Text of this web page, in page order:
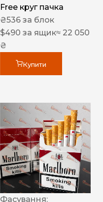
Free круг пачка
₴536 за блок
$490 за ящик≈ 22 050
₴
Купити
Фасування: